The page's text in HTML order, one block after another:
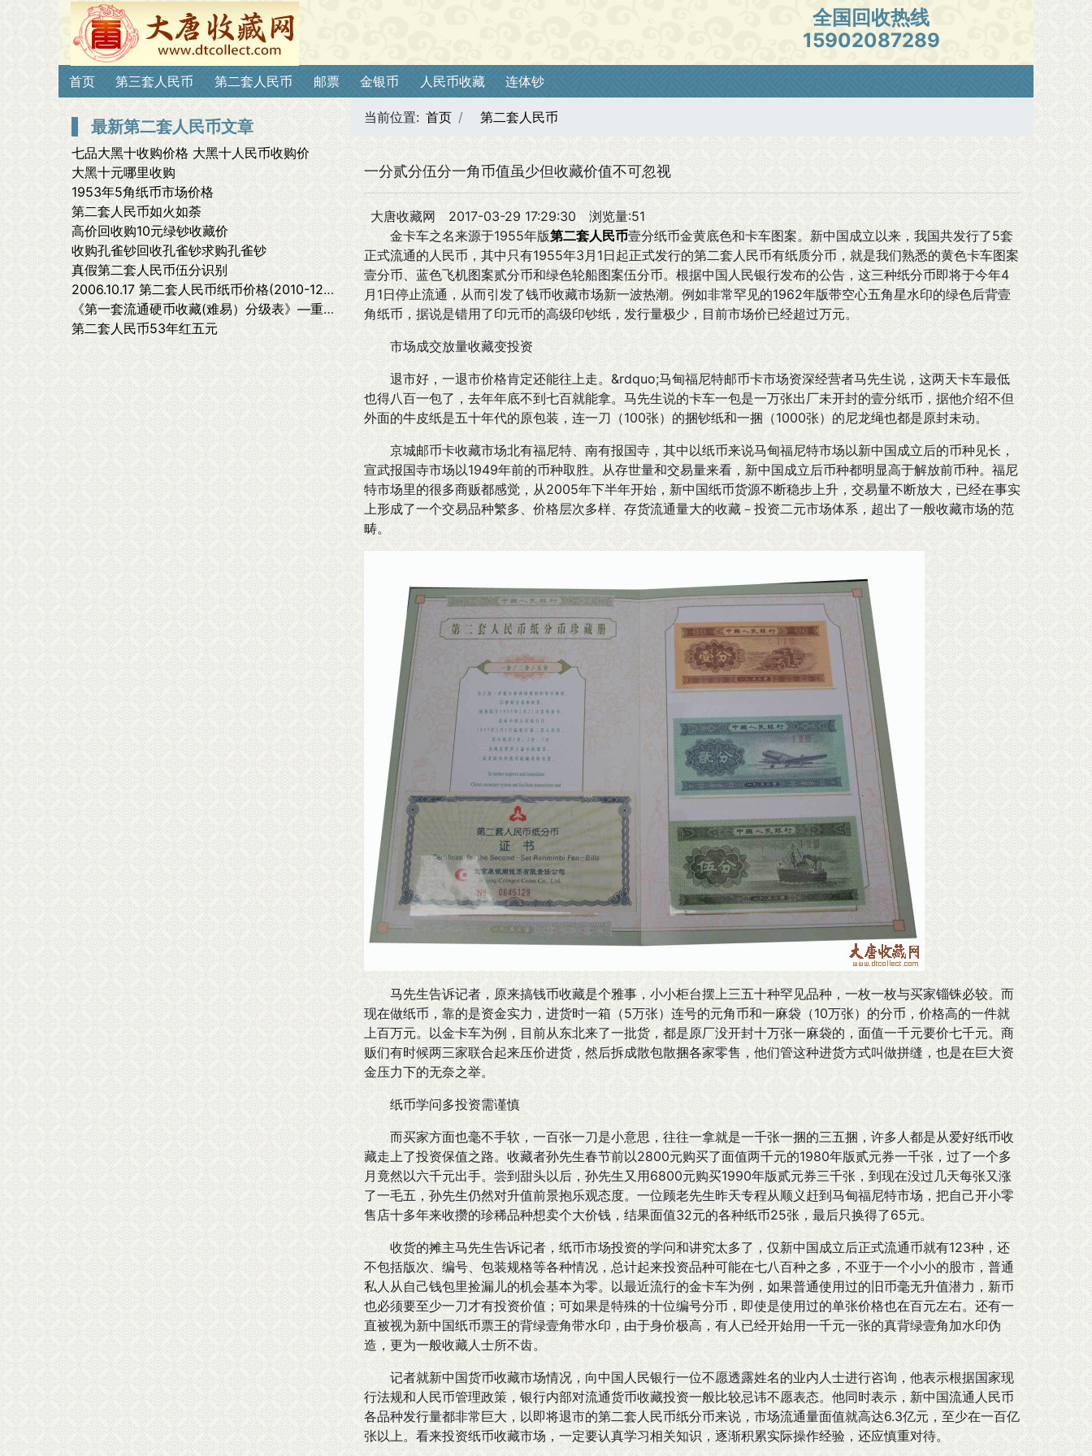
全国回收热线
15902087289
首页 第三套人民币 第二套人民币 邮票 金银币 人民币收藏 连体钞
最新第二套人民币文章
七品大黑十收购价格 大黑十人民币收购价
大黑十元哪里收购
1953年5角纸币市场价格
第二套人民币如火如荼
高价回收购10元绿钞收藏价
收购孔雀钞回收孔雀钞求购孔雀钞
真假第二套人民币伍分识别
2006.10.17 第二套人民币纸币价格(2010-12-27 19:31:25)
《第一套流通硬币收藏(难易）分级表》—重新界定硬分币各品种的收藏地位(王美中)
第二套人民币53年红五元
当前位置: 首页 第二套人民币
一分贰分伍分一角币值虽少但收藏价值不可忽视
大唐收藏网 2017-03-29 17:29:30
浏览量:51
金卡车之名来源于1955年版第二套人民币壹分纸币金黄底色和卡车图案。新中国成立以来，我国共发行了5套
正式流通的人民币，其中只有1955年3月1日起正式发行的第二套人民币有纸质分币，就是我们熟悉的黄色卡车图案
壹分币、蓝色飞机图案贰分币和绿色轮船图案伍分币。根据中国人民银行发布的公告，这三种纸分币即将于今年4
月1日停止流通，从而引发了钱币收藏市场新一波热潮。例如非常罕见的1962年版带空心五角星水印的绿色后背壹
角纸币，据说是错用了印元币的高级印钞纸，发行量极少，目前市场价已经超过万元。
市场成交放量收藏变投资
退市好，一退市价格肯定还能往上走。&rdquo;马甸福尼特邮币卡市场资深经营者马先生说，这两天卡车最低
也得八百一包了，去年年底不到七百就能拿。马先生说的卡车一包是一万张出厂未开封的壹分纸币，据他介绍不但
外面的牛皮纸是五十年代的原包装，连一刀（100张）的捆钞纸和一捆（1000张）的尼龙绳也都是原封未动。
京城邮币卡收藏市场北有福尼特、南有报国寺，其中以纸币来说马甸福尼特市场以新中国成立后的币种见长，
宣武报国寺市场以1949年前的币种取胜。从存世量和交易量来看，新中国成立后币种都明显高于解放前币种。福尼
特市场里的很多商贩都感觉，从2005年下半年开始，新中国纸币货源不断稳步上升，交易量不断放大，已经在事实
上形成了一个交易品种繁多、价格层次多样、存货流通量大的收藏－投资二元市场体系，超出了一般收藏市场的范
畴。
马先生告诉记者，原来搞钱币收藏是个雅事，小小柜台摆上三五十种罕见品种，一枚一枚与买家锱铢必较。而
现在做纸币，靠的是资金实力，进货时一箱（5万张）连号的元角币和一麻袋（10万张）的分币，价格高的一件就
上百万元。以金卡车为例，目前从东北来了一批货，都是原厂没开封十万张一麻袋的，面值一千元要价七千元。商
贩们有时候两三家联合起来压价进货，然后拆成散包散捆各家零售，他们管这种进货方式叫做拼缝，也是在巨大资
金压力下的无奈之举。
纸币学问多投资需谨慎
而买家方面也毫不手软，一百张一刀是小意思，往往一拿就是一千张一捆的三五捆，许多人都是从爱好纸币收
藏走上了投资保值之路。收藏者孙先生春节前以2800元购买了面值两千元的1980年版贰元券一千张，过了一个多
月竟然以六千元出手。尝到甜头以后，孙先生又用6800元购买1990年版贰元券三千张，到现在没过几天每张又涨
了一毛五，孙先生仍然对升值前景抱乐观态度。一位顾老先生昨天专程从顺义赶到马甸福尼特市场，把自己开小零
售店十多年来收攒的珍稀品种想卖个大价钱，结果面值32元的各种纸币25张，最后只换得了65元。
收货的摊主马先生告诉记者，纸币市场投资的学问和讲究太多了，仅新中国成立后正式流通币就有123种，还
不包括版次、编号、包装规格等各种情况，总计起来投资品种可能在七八百种之多，不亚于一个小小的股市，普通
私人从自己钱包里捡漏儿的机会基本为零。以最近流行的金卡车为例，如果普通使用过的旧币毫无升值潜力，新币
也必须要至少一刀才有投资价值；可如果是特殊的十位编号分币，即使是使用过的单张价格也在百元左右。还有一
直被视为新中国纸币票王的背绿壹角带水印，由于身价极高，有人已经开始用一千元一张的真背绿壹角加水印伪
造，更为一般收藏人士所不齿。
记者就新中国货币收藏市场情况，向中国人民银行一位不愿透露姓名的业内人士进行咨询，他表示根据国家现
行法规和人民币管理政策，银行内部对流通货币收藏投资一般比较忌讳不愿表态。他同时表示，新中国流通人民币
各品种发行量都非常巨大，以即将退市的第二套人民币纸分币来说，市场流通量面值就高达6.3亿元，至少在一百亿
张以上。看来投资纸币收藏市场，一定要认真学习相关知识，逐渐积累实际操作经验，还应慎重对待。